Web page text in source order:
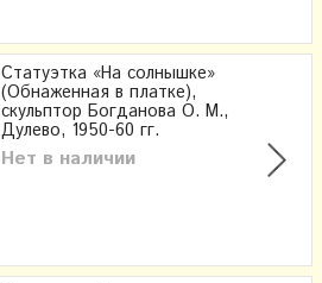
Статуэтка «На солнышке»
(Обнаженная в платке),
скульптор Богданова О. М.,
Дулево, 1950-60 гг.
Нет в наличии